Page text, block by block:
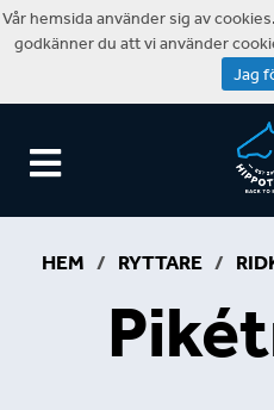
HEM / RYTTARE /
Vår hemsida använder sig av
godkänner du att vi använder
Jag